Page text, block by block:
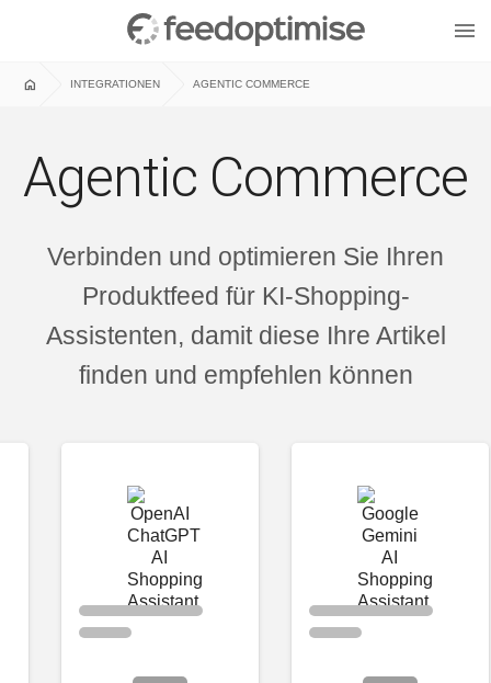
menu
home INTEGRATIONEN AGENTIC COMMERCE
Agentic Commerce
Verbinden und optimieren Sie Ihren
Produktfeed für KI-Shopping-
Assistenten, damit diese Ihre Artikel
finden und empfehlen können